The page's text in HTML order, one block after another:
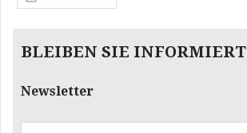
BLEIBEN SIE INFORMIERT
Newsletter